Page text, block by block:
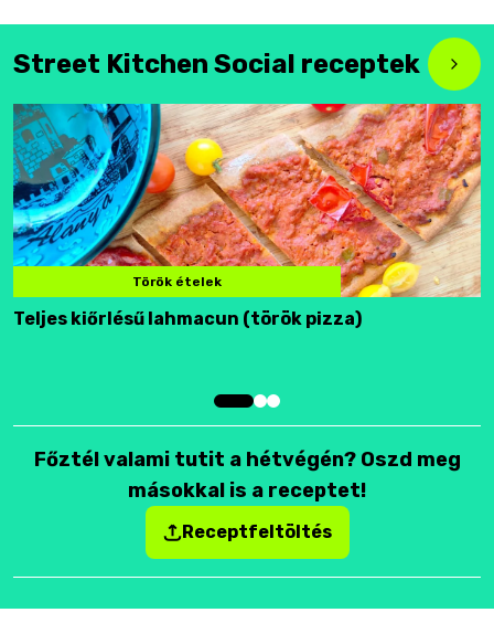
Street Kitchen Social receptek
Török ételek
Teljes kiőrlésű lahmacun (török pizza)
Főztél valami tutit a hétvégén? Oszd meg
másokkal is a receptet!
Receptfeltöltés